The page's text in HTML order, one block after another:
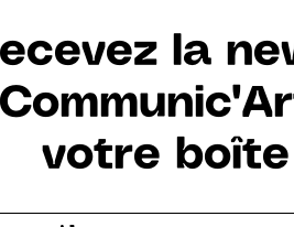
la
votre boîte